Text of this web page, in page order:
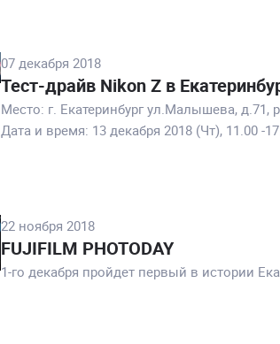
07 декабря 2018
Тест-драйв Nikon Z в
Место: г. Екатеринбург ул.Малышева, д.71,
Дата и время: 13 декабря 2018 (Чт), 11.00 -
22 ноября 2018
FUJIFILM PHOTODAY
1-го декабря пройдет первый в истории